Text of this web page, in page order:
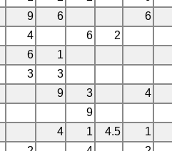
9 6
6
4 6
2
6
1
3
3
9 3
4
9
4 1 4.5
1